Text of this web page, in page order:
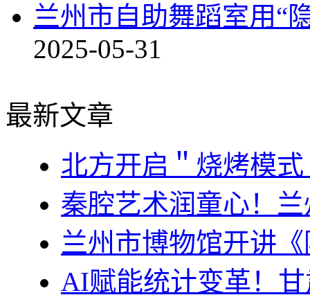
兰州市自助舞蹈室用“
2025-05-31
最新文章
北方开启＂烧烤模
秦腔艺术润童心！
兰州市博物馆开讲
AI赋能统计变革！